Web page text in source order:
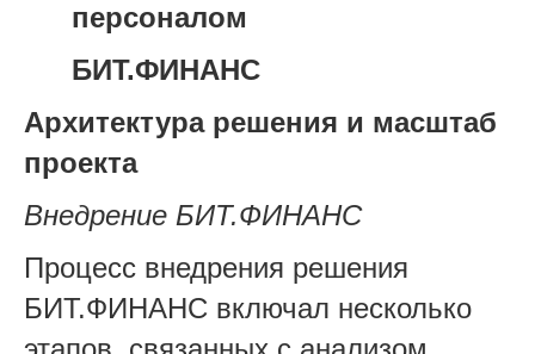
персоналом
БИТ.ФИНАНС
Архитектура решения и масштаб
проекта
Внедрение БИТ.ФИНАНС
Процесс внедрения решения
БИТ.ФИНАНС включал несколько